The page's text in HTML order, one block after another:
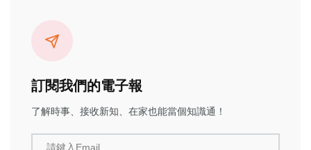
訂閱我們的電子報
了解時事、接收新知、在家也能當個知識通！
請鍵入Email